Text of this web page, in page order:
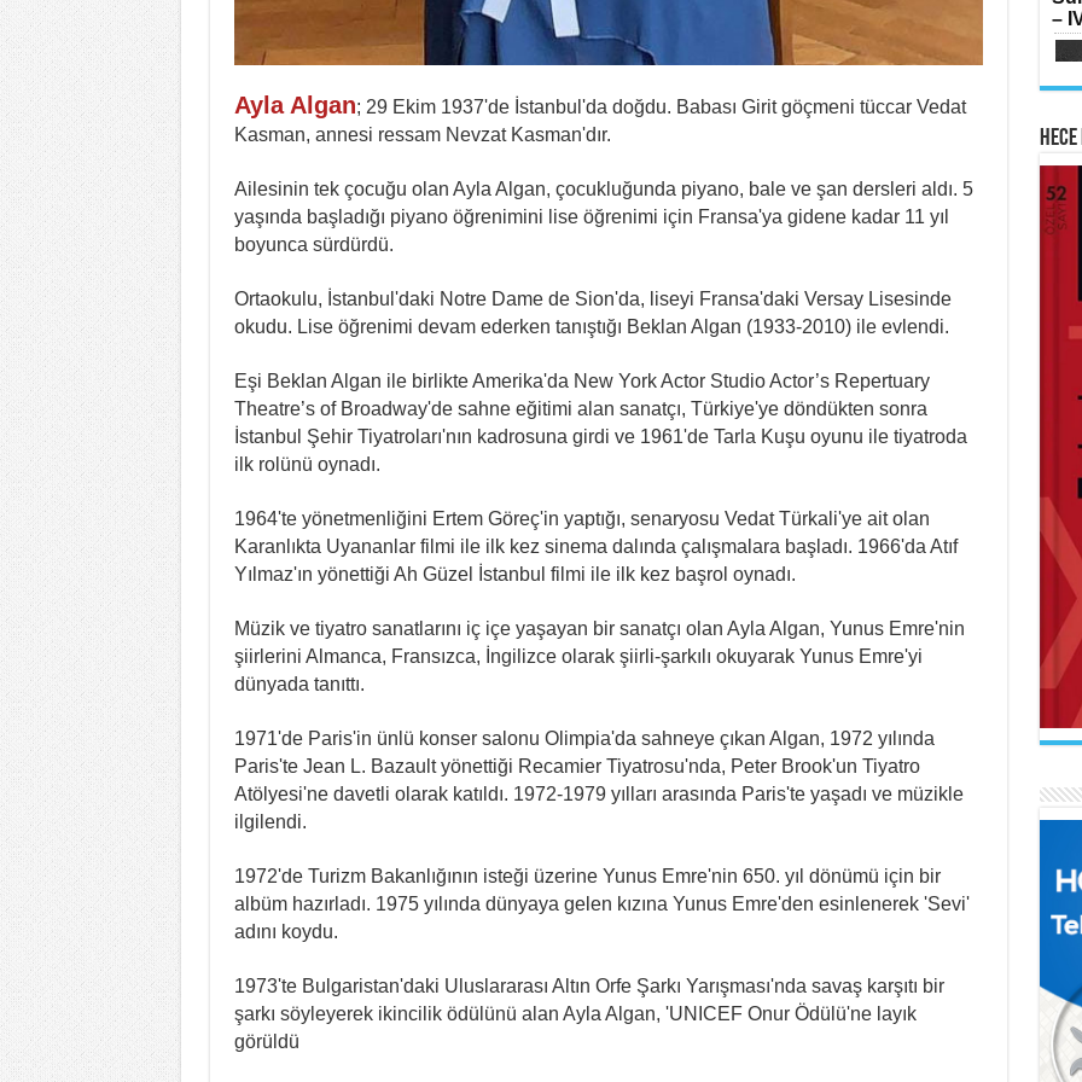
Ayla Algan; 29 Ekim 1937'de İstanbul'da doğdu. Babası Girit göçmeni tüccar Vedat
Kasman, annesi ressam Nevzat Kasman'dır.
Ailesinin tek çocuğu olan Ayla Algan, çocukluğunda piyano, bale ve şan dersleri aldı. 5
yaşında başladığı piyano öğrenimini lise öğrenimi için Fransa'ya gidene kadar 11 yıl
boyunca sürdürdü.
Ortaokulu, İstanbul'daki Notre Dame de Sion'da, liseyi Fransa'daki Versay Lisesinde
okudu. Lise öğrenimi devam ederken tanıştığı Beklan Algan (1933-2010) ile evlendi.
Eşi Beklan Algan ile birlikte Amerika'da New York Actor Studio Actor’s Repertuary
Theatre’s of Broadway'de sahne eğitimi alan sanatçı, Türkiye'ye döndükten sonra
İstanbul Şehir Tiyatroları'nın kadrosuna girdi ve 1961'de Tarla Kuşu oyunu ile tiyatroda
ilk rolünü oynadı.
1964'te yönetmenliğini Ertem Göreç'in yaptığı, senaryosu Vedat Türkali'ye ait olan
Karanlıkta Uyananlar filmi ile ilk kez sinema dalında çalışmalara başladı. 1966'da Atıf
Yılmaz'ın yönettiği Ah Güzel İstanbul filmi ile ilk kez başrol oynadı.
Müzik ve tiyatro sanatlarını iç içe yaşayan bir sanatçı olan Ayla Algan, Yunus Emre'nin
şiirlerini Almanca, Fransızca, İngilizce olarak şiirli-şarkılı okuyarak Yunus Emre'yi
dünyada tanıttı.
1971'de Paris'in ünlü konser salonu Olimpia'da sahneye çıkan Algan, 1972 yılında
Paris'te Jean L. Bazault yönettiği Recamier Tiyatrosu'nda, Peter Brook'un Tiyatro
Atölyesi'ne davetli olarak katıldı. 1972-1979 yılları arasında Paris'te yaşadı ve müzikle
ilgilendi.
1972'de Turizm Bakanlığının isteği üzerine Yunus Emre'nin 650. yıl dönümü için bir
albüm hazırladı. 1975 yılında dünyaya gelen kızına Yunus Emre'den esinlenerek 'Sevi'
adını koydu.
1973'te Bulgaristan'daki Uluslararası Altın Orfe Şarkı Yarışması'nda savaş karşıtı bir
şarkı söyleyerek ikincilik ödülünü alan Ayla Algan, 'UNICEF Onur Ödülü'ne layık
görüldü
Ne
–